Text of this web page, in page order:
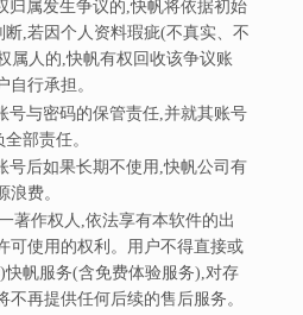
归属发生争议的,快帆将依据初始
,若因个人资料瑕疵(不真实、不
属人的,快帆有权回收该争议账
自行承担。
号与密码的保管责任,并就其账号
部责任。
号后如果长期不使用,快帆公司有
浪费。
著作权人,依法享有本软件的出
可使用的权利。用户不得直接或
帆服务(含免费体验服务),对存
再提供任何后续的售后服务。